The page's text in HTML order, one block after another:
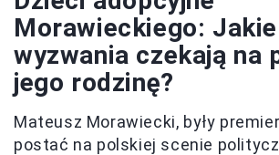
Morawieckiego: Jakie
wyzwania czekają na
jego rodzinę?
Mateusz Morawiecki, były
postać na polskiej scenie